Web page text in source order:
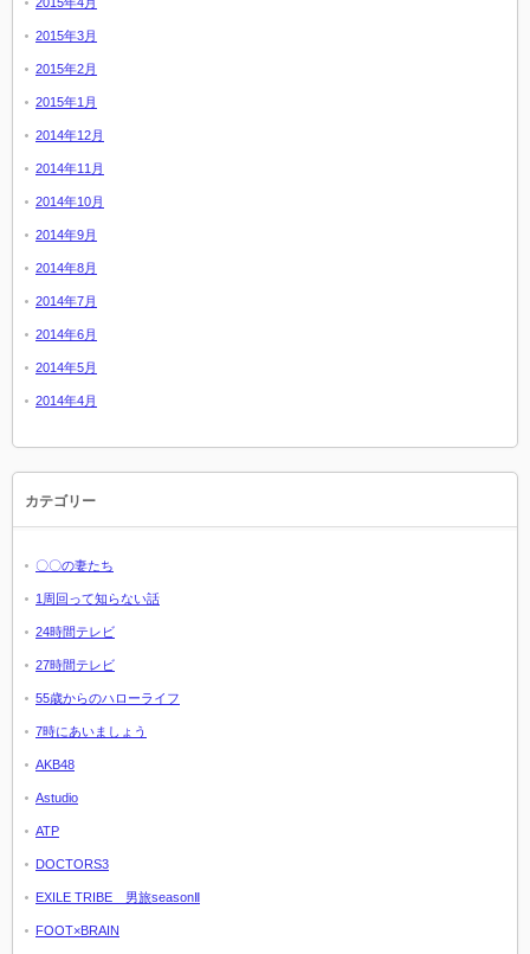
2015年3月
2015年2月
2015年1月
2014年12月
2014年11月
2014年10月
2014年9月
2014年8月
2014年7月
2014年6月
2014年5月
2014年4月
カテゴリー
〇〇の妻たち
1周回って知らない話
24時間テレビ
27時間テレビ
55歳からのハローライフ
7時にあいましょう
AKB48
Astudio
ATP
DOCTORS3
EXILE TRIBE 男旅seasonⅡ
FOOT×BRAIN